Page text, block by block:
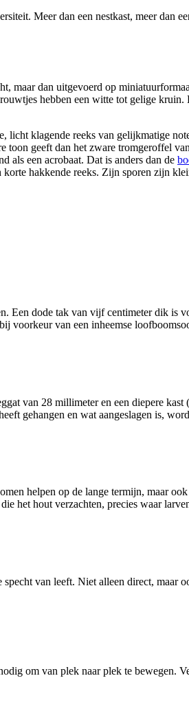
Meer dan een nestkast, meer dan
maar dan uitgevoerd op
hebben een witte tot gelige
licht klagende reeks van gelijkmatige
toon geeft dan het zware tromgeroffel
als een acrobaat. Dat is anders dan de
hakkende reeks. Zijn sporen zijn
dode tak van vijf centimeter dik is
voorkeur van een inheemse
van 28 millimeter en een diepere
gehangen en wat aangeslagen is,
helpen op de lange termijn, maar
het hout verzachten, precies waar
van leeft. Niet alleen direct,
om van plek naar plek te bewegen.